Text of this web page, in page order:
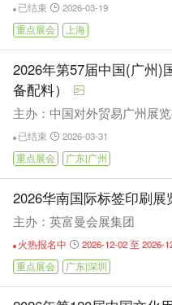
已结束
2026-03-19
重点展会
上海
2026年第57届中国(广州)
备配料）
主办：中国对外贸易广州展
已结束
2026-03-31
重点展会
广东|广州
2026华南国际标签印刷展
主办：英富曼会展集团
火热报名中
2026-12-02 至 2026-
重点展会
广东|深圳